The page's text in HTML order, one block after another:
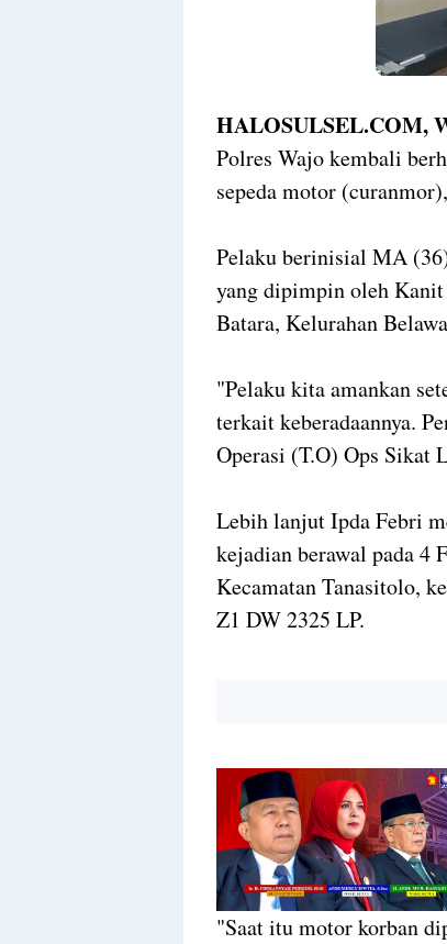
HALOSULSEL.COM,
Polres Wajo kembali
sepeda motor
Pelaku berinisial MA
yang dipimpin oleh
Batara, Kelurahan
"Pelaku kita amankan
terkait keberadaannya.
Operasi (T.O) Ops Sikat
Lebih lanjut Ipda Febri
kejadian berawal pada 4
Kecamatan Tanasitolo,
Z1 DW 2325 LP.
"Saat itu motor korban